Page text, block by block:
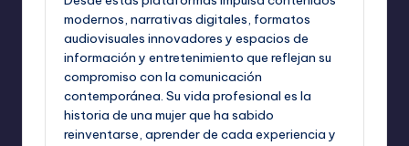
modernos, narrativas digitales, formatos
audiovisuales innovadores y espacios de
información y entretenimiento que reflejan su
compromiso con la comunicación
contemporánea. Su vida profesional es la
historia de una mujer que ha sabido
reinventarse, aprender de cada experiencia y